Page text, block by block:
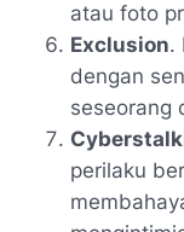
atau foto
Exclusion.
dengan
seseorang
perilaku